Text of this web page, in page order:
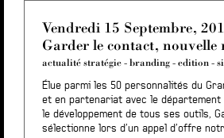
Vendredi 15 Septembre,
Garder le contact, nouvelle
actualité stratégie - branding - edition -
Élue parmi les 50 personnalités du
et en partenariat avec le département
le développement de tous ses outils,
sélectionne lors d’un appel d’offre